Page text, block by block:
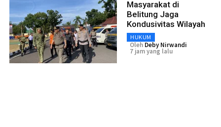
Masyarakat di
Belitung Jaga
Kondusivitas Wilayah
HUKUM
Oleh Deby Nirwandi
7 jam yang lalu